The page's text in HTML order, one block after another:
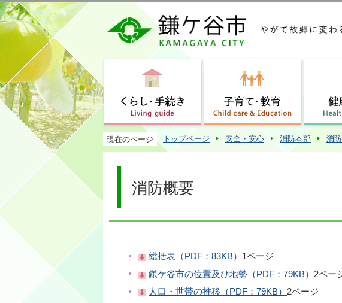
現在のページ トップページ 安全・安心 消防本部 消
消防概要
総括表（PDF：83KB） 1ページ
鎌ケ谷市の位置及び地勢（PDF：79KB） 2ペー
人口・世帯の推移（PDF：79KB） 2ページ